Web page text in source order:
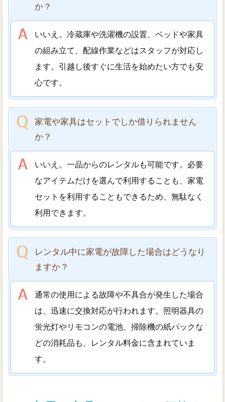
か？
いいえ。冷蔵庫や洗濯機の設置、ベッドや家具
の組み立て、配線作業などはスタッフが対応し
ます。引越し後すぐに生活を始めたい方でも安
心です。
家電や家具はセットでしか借りられません
か？
いいえ。一品からのレンタルも可能です。必要
なアイテムだけを選んで利用することも、家電
セットを利用することもできるため、無駄なく
利用できます。
レンタル中に家電が故障した場合はどうなり
ますか？
通常の使用による故障や不具合が発生した場合
は、迅速に交換対応が行われます。照明器具の
蛍光灯やリモコンの電池、掃除機の紙パックな
どの消耗品も、レンタル料金に含まれていま
す。